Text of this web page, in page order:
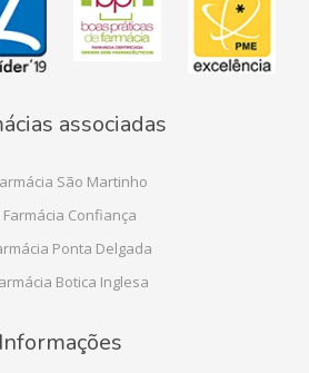
associadas
São Martinho
Farmácia Confiança
Ponta Delgada
Botica Inglesa
Informações